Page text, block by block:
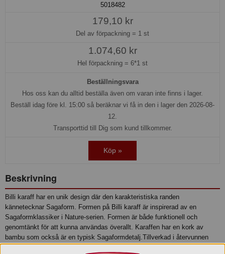
5018482
179,10 kr
Del av förpackning = 1 st
1.074,60 kr
Hel förpackning = 6*1 st
Beställningsvara
Hos oss kan du alltid beställa även om varan inte finns i lager.
Beställ idag före kl. 15:00 så beräknar vi få in den i lager den 2026-08-
12.
Transporttid till Dig som kund tillkommer.
Köp »
Beskrivning
Billi karaff har en unik design där den karakteristiska randen
kännetecknar Sagaform. Formen på Billi karaff är inspirerad av en
Sagaformklassiker i Nature-serien. Formen är både funktionell och
genomtänkt för att kunna användas överallt. Karaffen har en kork av
bambu som också är en typisk Sagaformdetalj.Tillverkad i återvunnen